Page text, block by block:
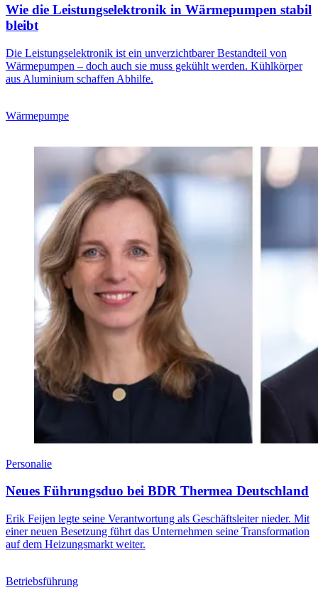
Wie die Leistungselektronik in Wärmepumpen stabil
bleibt
Die Leistungselektronik ist ein unverzichtbarer Bestandteil von
Wärmepumpen – doch auch sie muss gekühlt werden. Kühlkörper
aus Aluminium schaffen Abhilfe.
Wärmepumpe
Personalie
Neues Führungsduo bei BDR Thermea Deutschland
Erik Feijen legte seine Verantwortung als Geschäftsleiter nieder. Mit
einer neuen Besetzung führt das Unternehmen seine Transformation
auf dem Heizungsmarkt weiter.
Betriebsführung